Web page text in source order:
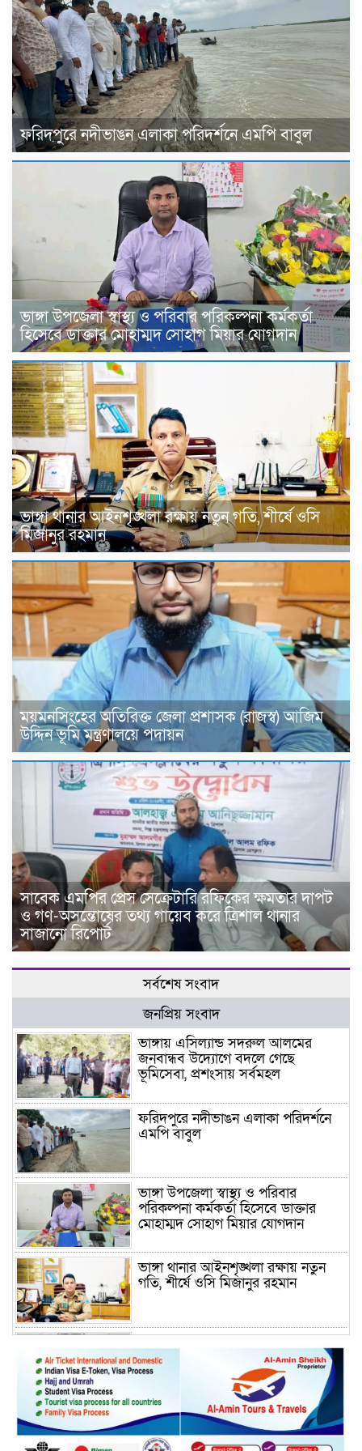
ফরিদপুরে নদীভাঙন এলাকা পরিদর্শনে এমপি বাবুল
ভাঙ্গা উপজেলা স্বাস্থ্য ও পরিবার পরিকল্পনা কর্মকর্তা
হিসেবে ডাক্তার মোহাম্মদ সোহাগ মিয়ার যোগদান
ভাঙ্গা থানার আইনশৃঙ্খলা রক্ষায় নতুন গতি, শীর্ষে ওসি
মিজানুর রহমান
ময়মনসিংহের অতিরিক্ত জেলা প্রশাসক (রাজস্ব) আজিম
উদ্দিন ভূমি মন্ত্রণালয়ে পদায়ন
সাবেক এমপির প্রেস সেক্রেটারি রফিকের ক্ষমতার দাপট
ও গণ-অসন্তোষের তথ্য গায়েব করে ত্রিশাল থানার
সাজানো রিপোর্ট
সর্বশেষ সংবাদ
জনপ্রিয় সংবাদ
ভাঙ্গায় এসিল্যান্ড সদরুল আলমের
জনবান্ধব উদ্যোগে বদলে গেছে
ভূমিসেবা, প্রশংসায় সর্বমহল
ফরিদপুরে নদীভাঙন এলাকা পরিদর্শনে
এমপি বাবুল
ভাঙ্গা উপজেলা স্বাস্থ্য ও পরিবার
পরিকল্পনা কর্মকর্তা হিসেবে ডাক্তার
মোহাম্মদ সোহাগ মিয়ার যোগদান
ভাঙ্গা থানার আইনশৃঙ্খলা রক্ষায় নতুন
গতি, শীর্ষে ওসি মিজানুর রহমান
ময়মনসিংহের অতিরিক্ত জেলা প্রশাসক
(রাজস্ব) আজিম উদ্দিন ভূমি মন্ত্রণালয়ে
পদায়ন
সাবেক এমপির প্রেস সেক্রেটারি রফিকের
ক্ষমতার দাপট ও গণ-অসন্তোষের তথ্য